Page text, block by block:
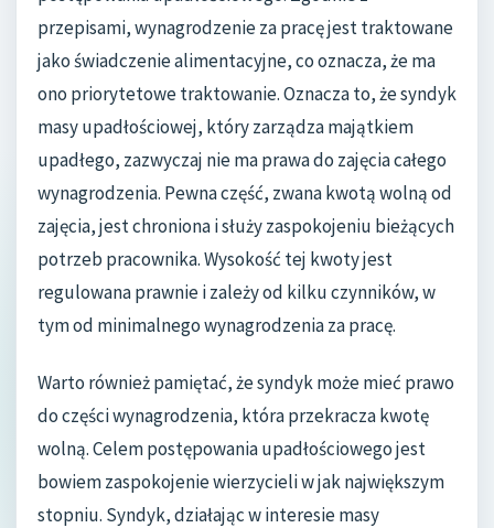
przepisami, wynagrodzenie za pracę jest traktowane
jako świadczenie alimentacyjne, co oznacza, że ma
ono priorytetowe traktowanie. Oznacza to, że syndyk
masy upadłościowej, który zarządza majątkiem
upadłego, zazwyczaj nie ma prawa do zajęcia całego
wynagrodzenia. Pewna część, zwana kwotą wolną od
zajęcia, jest chroniona i służy zaspokojeniu bieżących
potrzeb pracownika. Wysokość tej kwoty jest
regulowana prawnie i zależy od kilku czynników, w
tym od minimalnego wynagrodzenia za pracę.
Warto również pamiętać, że syndyk może mieć prawo
do części wynagrodzenia, która przekracza kwotę
wolną. Celem postępowania upadłościowego jest
bowiem zaspokojenie wierzycieli w jak największym
stopniu. Syndyk, działając w interesie masy